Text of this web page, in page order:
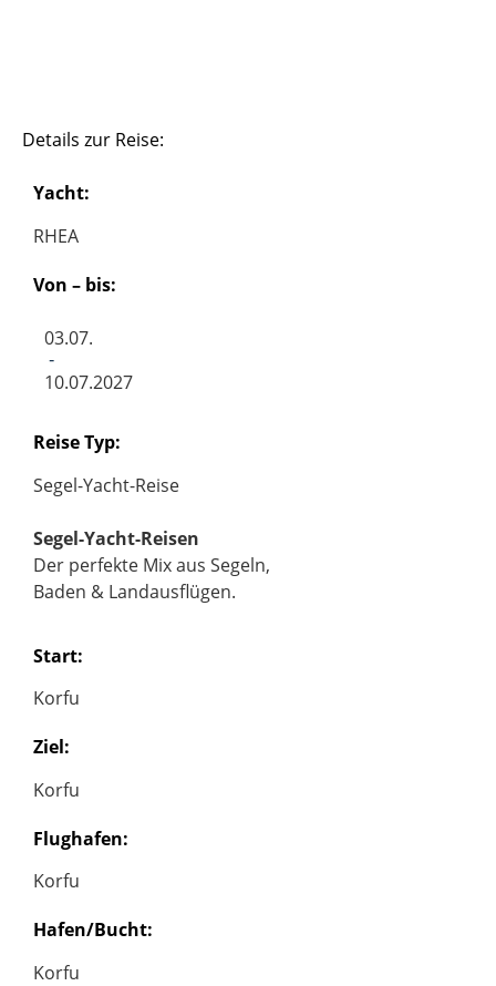
Details zur Reise:
Yacht:
RHEA
Von – bis:
03.07.
-
10.07.2027
Reise Typ:
Segel-Yacht-Reise
Segel-Yacht-Reisen
Der perfekte Mix aus Segeln,
Baden & Landausflügen.
Start:
Korfu
Ziel:
Korfu
Flughafen:
Korfu
Hafen/Bucht:
Korfu